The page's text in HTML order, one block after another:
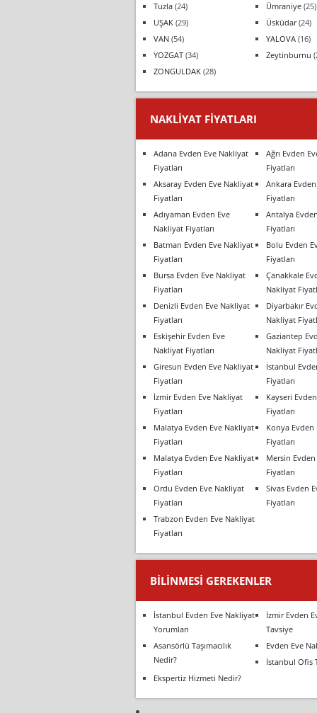
Tuzla (24) Ümraniye (25)
UŞAK (29) Üsküdar(24)
VAN (54) YALOVA (16)
YOZGAT (34) Zeytinburnu
ZONGULDAK (28)
NAKLIYAT FIYATLARI
Adana Evden Eve Nakliyat
Fiyatları
Ağrı Evden
Fiyatları
Aksaray Evden Eve Nakliyat
Fiyatları
Ankara
Fiyatları
Adıyaman Evden Eve
Nakliyat Fiyatları
Antalya
Fiyatları
Batman Evden Eve Nakliyat
Fiyatları
Bolu Evden
Fiyatları
Bursa Evden Eve Nakliyat
Fiyatları
Çanakkale
Nakliyat
Denizli Evden Eve Nakliyat
Fiyatları
Diyarbakır
Nakliyat
Eskişehir Evden Eve
Nakliyat Fiyatları
Gaziantep
Nakliyat
Giresun Evden Eve Nakliyat
Fiyatları
İstanbul
Fiyatları
İzmir Evden Eve Nakliyat
Fiyatları
Kayseri
Fiyatları
Malatya Evden Eve Nakliyat
Fiyatları
Konya Evden
Fiyatları
Malatya Evden Eve Nakliyat
Fiyatları
Mersin
Fiyatları
Ordu Evden Eve Nakliyat
Fiyatları
Sivas Evden
Fiyatları
Trabzon Evden Eve Nakliyat
Fiyatları
BILINMESI GEREKENLER
İstanbul Evden Eve Nakliyat
Yorumları
İzmir Evden
Tavsiye
Asansörlü Taşımacılık
Nedir?
Evden Eve
İstanbul Ofis
Ekspertiz Hizmeti Nedir?